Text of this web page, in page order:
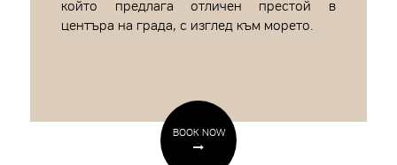
който предлага отличен престой в
центъра на града, с изглед към морето.
BOOK NOW